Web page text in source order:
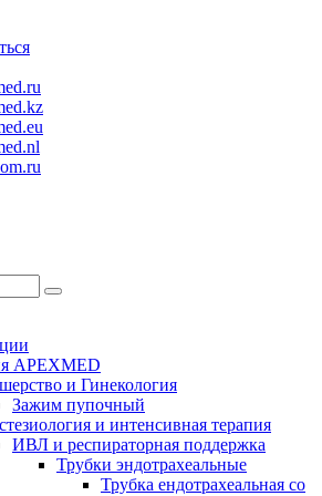
APEXMED
и Гинекология
Зажим пупочный
и интенсивная терапия
ИВЛ и респираторная поддержка
Трубки эндотрахеальные
Трубка ендотрахеальная со